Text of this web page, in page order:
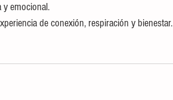
y emocional.
de conexión, respiración y bienestar.